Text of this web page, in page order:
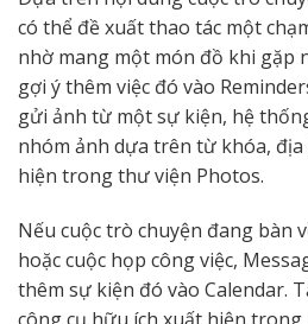
có thể đề xuất thao tác một
nhờ mang một món đồ khi gặp
gợi ý thêm việc đó vào
gửi ảnh từ một sự kiện, hệ
nhóm ảnh dựa trên từ khóa,
hiện trong thư viện Photos.
Nếu cuộc trò chuyện đang bàn
hoặc cuộc họp công việc,
thêm sự kiện đó vào Calendar.